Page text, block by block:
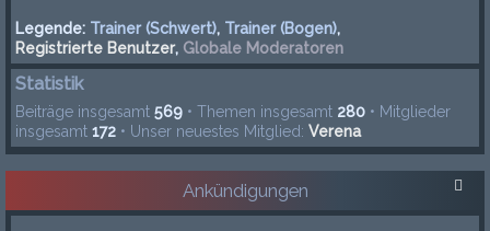
Legende: Trainer (Schwert), Trainer (Bogen),
Registrierte Benutzer, Globale Moderatoren
Statistik
Beiträge insgesamt 569 • Themen insgesamt 280 • Mitglieder
insgesamt 172 • Unser neuestes Mitglied: Verena
Ankündigungen